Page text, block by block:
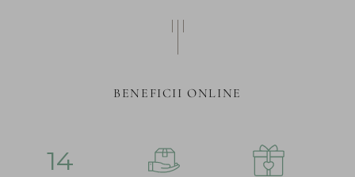
BENEFICII ONLINE
14